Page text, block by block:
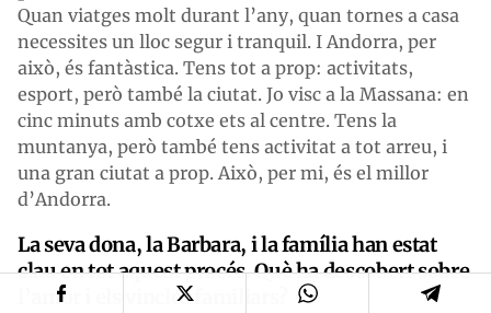
Quan viatges molt durant l’any, quan tornes a casa
necessites un lloc segur i tranquil. I Andorra, per
això, és fantàstica. Tens tot a prop: activitats,
esport, però també la ciutat. Jo visc a la Massana: en
cinc minuts amb cotxe ets al centre. Tens la
muntanya, però també tens activitat a tot arreu, i
una gran ciutat a prop. Això, per mi, és el millor
d’Andorra.
La seva dona, la Barbara, i la família han estat
clau en tot aquest procés. Què ha descobert sobre
l’amor i els vincles familiars?